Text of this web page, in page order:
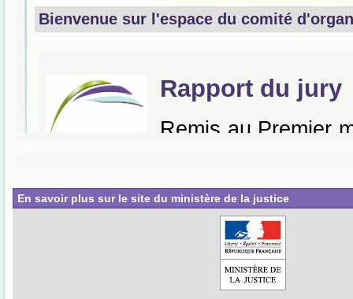
En savoir plus sur le site du ministère de la justice